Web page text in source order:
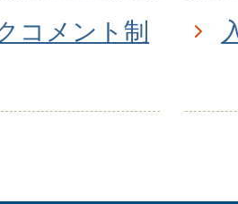
コメント制